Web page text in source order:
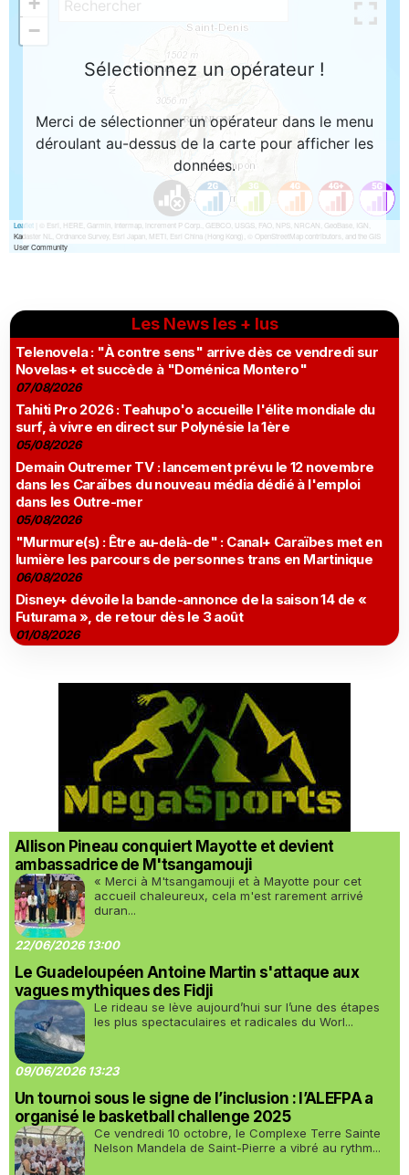
Les News les + lus
Telenovela : "À contre sens" arrive dès ce vendredi sur
Novelas+ et succède à "Doménica Montero"
07/08/2026
Tahiti Pro 2026 : Teahupo'o accueille l'élite mondiale du
surf, à vivre en direct sur Polynésie la 1ère
05/08/2026
Demain Outremer TV : lancement prévu le 12 novembre
dans les Caraïbes du nouveau média dédié à l'emploi
dans les Outre-mer
05/08/2026
"Murmure(s) : Être au-delà-de" : Canal+ Caraïbes met en
lumière les parcours de personnes trans en Martinique
06/08/2026
Disney+ dévoile la bande-annonce de la saison 14 de «
Futurama », de retour dès le 3 août
01/08/2026
Allison Pineau conquiert Mayotte et devient
ambassadrice de M'tsangamouji
« Merci à M'tsangamouji et à Mayotte pour cet
accueil chaleureux, cela m'est rarement arrivé
duran...
22/06/2026 13:00
Le Guadeloupéen Antoine Martin s'attaque aux
vagues mythiques des Fidji
Le rideau se lève aujourd’hui sur l’une des étapes
les plus spectaculaires et radicales du Worl...
09/06/2026 13:23
Un tournoi sous le signe de l’inclusion : l’ALEFPA a
organisé le basketball challenge 2025
Ce vendredi 10 octobre, le Complexe Terre Sainte
Nelson Mandela de Saint-Pierre a vibré au rythm...